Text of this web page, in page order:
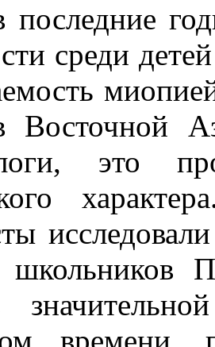
среди
Восточной
это
времени,